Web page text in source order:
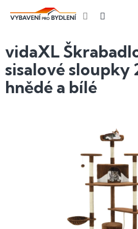
vidaXL
sisalové sloupky
hnědé a bílé